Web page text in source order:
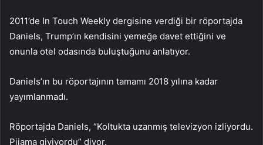
2011’de In Touch Weekly dergisine verdiği bir röportajda
Daniels, Trump’ın kendisini yemeğe davet ettiğini ve
onunla otel odasında buluştuğunu anlatıyor.
Daniels’ın bu röportajının tamamı 2018 yılına kadar
yayımlanmadı.
Röportajda Daniels, “Koltukta uzanmış televizyon izliyordu.
Pijama giyiyordu” diyor.